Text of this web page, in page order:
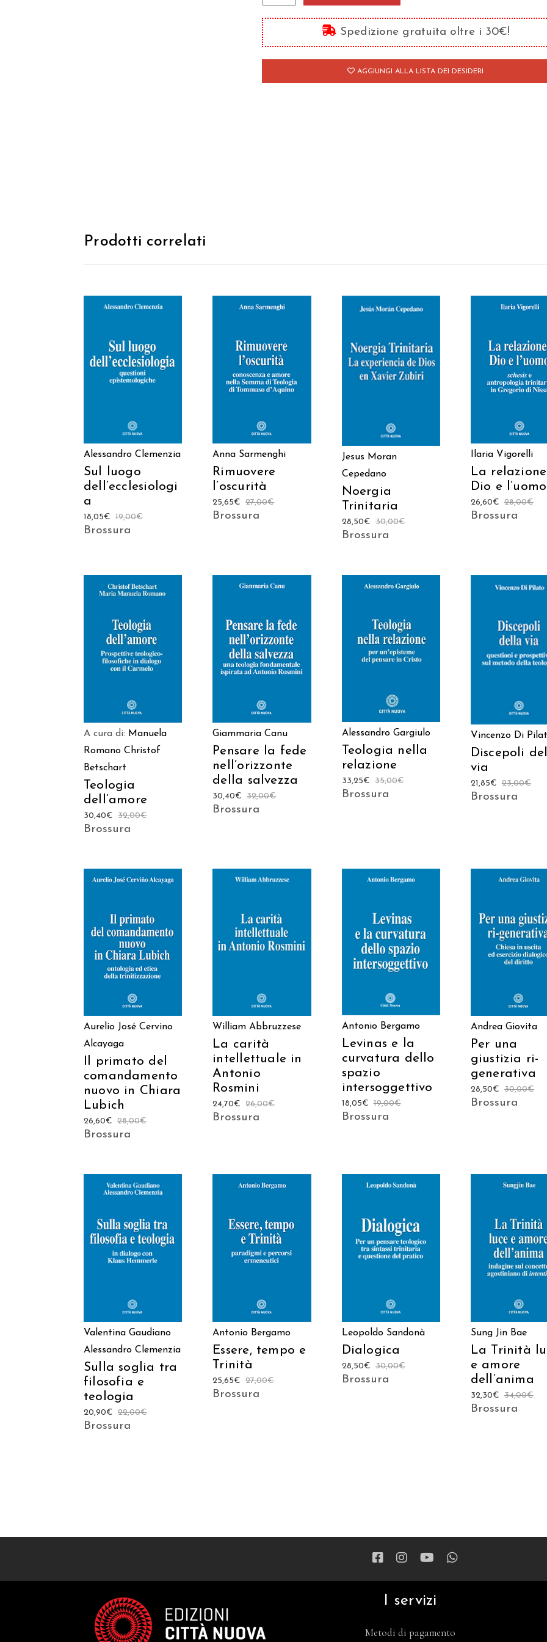
ministero
petrino
quantità
Spedizione gratuita oltre i 30€!
AGGIUNGI ALLA LISTA DEI DESIDERI
Prodotti correlati
AGGIUNGI AL
CARRELLO
Alessandro Clemenzia
Sul luogo
dell’ecclesiologi
a
19,00€
18,05€
Brossura
AGGIUNGI AL
CARRELLO
Anna Sarmenghi
Rimuovere
l’oscurità
27,00€
25,65€
Brossura
AGGIUNGI AL
CARRELLO
Jesus Moran
Cepedano
Noergia
Trinitaria
30,00€
28,50€
Brossura
AGGIUNGI AL
CARRELLO
Ilaria Vigorelli
La
Dio e l’uomo
28,00€
26,60€
Brossura
AGGIUNGI AL
CARRELLO
A cura di: Manuela
Romano Christof
Betschart
Teologia
dell’amore
32,00€
30,40€
Brossura
AGGIUNGI AL
CARRELLO
Giammaria Canu
Pensare la fede
nell’orizzonte
della salvezza
32,00€
30,40€
Brossura
AGGIUNGI AL
CARRELLO
Alessandro Gargiulo
Teologia nella
relazione
35,00€
33,25€
Brossura
AGGIUNGI AL
CARRELLO
Vincenzo Di
Discepoli
via
23,00€
21,85€
Brossura
AGGIUNGI AL
CARRELLO
Aurelio José Cervino
Alcayaga
Il primato del
comandamento
nuovo in Chiara
Lubich
28,00€
26,60€
Brossura
AGGIUNGI AL
CARRELLO
William Abbruzzese
La carità
intellettuale in
Antonio
Rosmini
26,00€
24,70€
Brossura
AGGIUNGI AL
CARRELLO
Antonio Bergamo
Levinas e la
curvatura dello
spazio
intersoggettivo
19,00€
18,05€
Brossura
AGGIUNGI AL
CARRELLO
Andrea Giovita
Per una
giustizia ri-
generativa
30,00€
28,50€
Brossura
AGGIUNGI AL
CARRELLO
Valentina Gaudiano
Alessandro Clemenzia
Sulla soglia tra
filosofia e
teologia
22,00€
20,90€
Brossura
AGGIUNGI AL
CARRELLO
Antonio Bergamo
Essere, tempo e
Trinità
27,00€
25,65€
Brossura
AGGIUNGI AL
CARRELLO
Leopoldo Sandonà
Dialogica
30,00€
28,50€
Brossura
AGGIUNGI AL
CARRELLO
Sung Jin Bae
La Trinità
e amore
dell’anima
34,00€
32,30€
Brossura
I servizi
Metodi di pagamento